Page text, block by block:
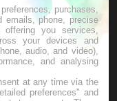
purchases,
emails, phone, precise
you services,
your devices and
audio, and video),
and analysing
at any time via the
preferences" and